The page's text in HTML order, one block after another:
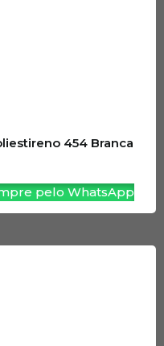
454 Branca
pelo WhatsApp